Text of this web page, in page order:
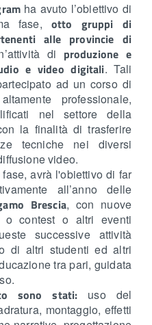
ha avuto l’obiettivo di
fase, otto gruppi di
alle provincie di
di produzione e
e video digitali. Tali
ad un corso di
professionale,
nel settore della
la finalità di trasferire
tecniche nei diversi
video.
avrà l'obiettivo di far
all’anno delle
Brescia, con nuove
o contest o altri eventi
successive attività
di altri studenti ed altri
tra pari, guidata
sono stati: uso del
montaggio, effetti